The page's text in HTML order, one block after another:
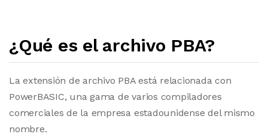
¿Qué es el archivo PBA?
La extensión de archivo PBA está relacionada con
PowerBASIC, una gama de varios compiladores
comerciales de la empresa estadounidense del mismo
nombre.